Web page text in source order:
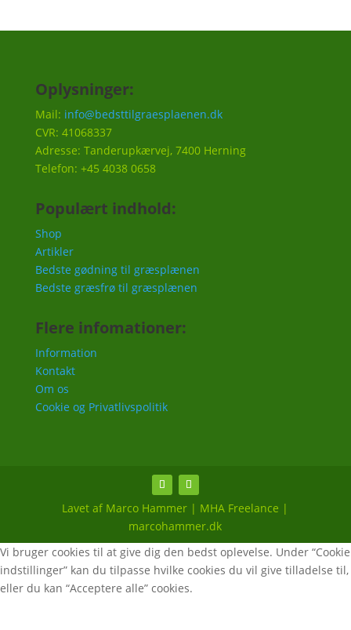
Oplysninger:
Mail: info@bedsttilgraesplaenen.dk
CVR: 41068337
Adresse: Tanderupkærvej, 7400 Herning
Telefon: +45 4038 0658
Populært indhold:
Shop
Artikler
Bedste gødning til græsplænen
Bedste græsfrø til græsplænen
Flere infomationer:
Information
Kontakt
Om os
Cookie og Privatlivspolitik
Lavet af Marco Hammer | MHA Freelance |
marcohammer.dk
Vi bruger cookies til at give dig den bedst oplevelse. Under “Cookie
indstillinger” kan du tilpasse hvilke cookies du vil give tilladelse til,
eller du kan “Acceptere alle” cookies.